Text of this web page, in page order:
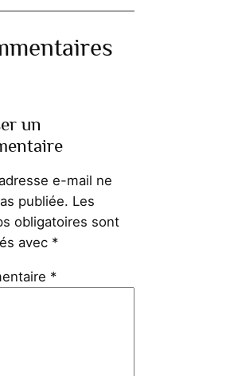
un
e-mail ne
publiée. Les
obligatoires sont
avec *
*